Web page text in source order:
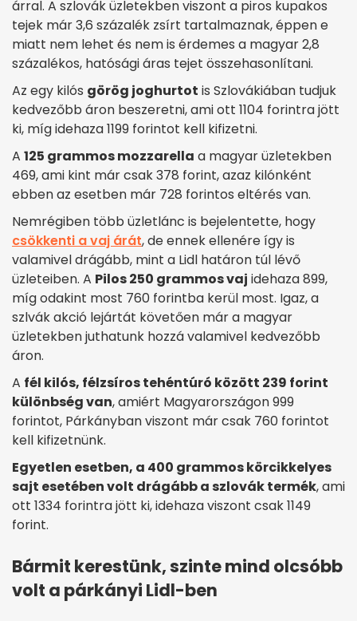
árral. A szlovák üzletekben viszont a piros kupakos
tejek már 3,6 százalék zsírt tartalmaznak, éppen e
miatt nem lehet és nem is érdemes a magyar 2,8
százalékos, hatósági áras tejet összehasonlítani.
Az egy kilós görög joghurtot is Szlovákiában tudjuk
kedvezőbb áron beszeretni, ami ott 1104 forintra jött
ki, míg idehaza 1199 forintot kell kifizetni.
A 125 grammos mozzarella a magyar üzletekben
469, ami kint már csak 378 forint, azaz kilónként
ebben az esetben már 728 forintos eltérés van.
Nemrégiben több üzletlánc is bejelentette, hogy
csökkenti a vaj árát, de ennek ellenére így is
valamivel drágább, mint a Lidl határon túl lévő
üzleteiben. A Pilos 250 grammos vaj idehaza 899,
míg odakint most 760 forintba kerül most. Igaz, a
szlvák akció lejártát követően már a magyar
üzletekben juthatunk hozzá valamivel kedvezőbb
áron.
A fél kilós, félzsíros tehéntúró között 239 forint
különbség van, amiért Magyarországon 999
forintot, Párkányban viszont már csak 760 forintot
kell kifizetnünk.
Egyetlen esetben, a 400 grammos körcikkelyes
sajt esetében volt drágább a szlovák termék, ami
ott 1334 forintra jött ki, idehaza viszont csak 1149
forint.
Bármit kerestünk, szinte mind olcsóbb
volt a párkányi Lidl-ben